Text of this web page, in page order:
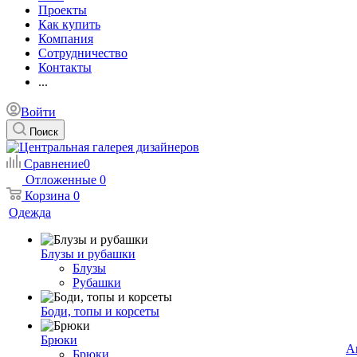
Проекты
Как купить
Компания
Сотрудничество
Контакты
...
Войти
Поиск
Сравнение0
Отложенные 0
Корзина 0
Одежда
Блузы и рубашки
Блузы
Рубашки
Боди, топы и корсеты
Брюки
Брюки